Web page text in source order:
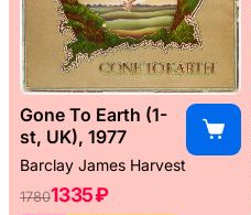
Gone To Earth (1-
st, UK), 1977
Barclay James Harvest
17801335 ₽